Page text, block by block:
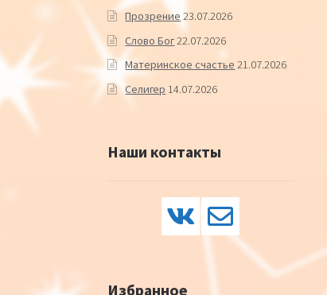
Прозрение 23.07.2026
Слово Бог22.07.2026
Материнское счастье 21.07.2026
Селигер 14.07.2026
Наши контакты
Избранное